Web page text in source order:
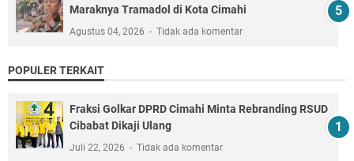
Maraknya Tramadol di Kota Cimahi
Agustus 04, 2026 Tidak ada komentar
POPULER TERKAIT
Fraksi Golkar DPRD Cimahi Minta Rebranding RSUD
Cibabat Dikaji Ulang
Juli 22, 2026 Tidak ada komentar